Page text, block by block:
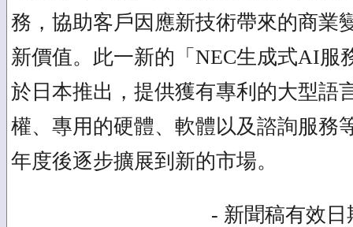
務，協助客戶因應新技術帶來的商業
新價值。此一新的「NEC生成式AI服
於日本推出，提供獲有專利的大型語
權、專用的硬體、軟體以及諮詢服務
年度後逐步擴展到新的市場。
- 新聞稿有效日